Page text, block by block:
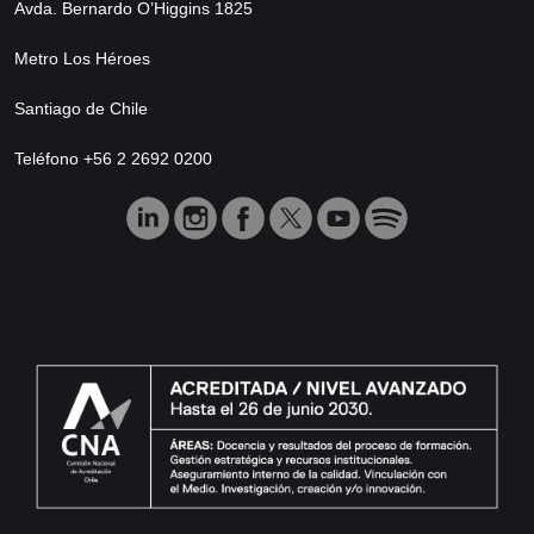
Avda. Bernardo O’Higgins 1825
Metro Los Héroes
Santiago de Chile
Teléfono +56 2 2692 0200